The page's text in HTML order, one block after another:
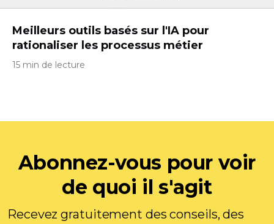
Meilleurs outils basés sur l'IA pour
rationaliser les processus métier
15 min de lecture
Abonnez-vous pour voir
de quoi il s'agit
Recevez gratuitement des conseils, des